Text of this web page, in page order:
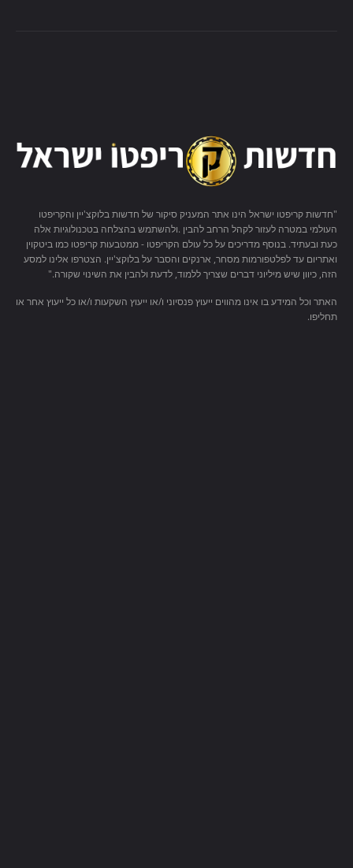
"חדשות קריפטו ישראל הינו אתר המעניק סיקור של חדשות בלוקצ'יין והקריפטו
העולמי במטרה לעזור לקהל הרחב להבין .ולהשתמש בהצלחה בטכנולוגיות אלה
כעת ובעתיד. בנוסף מדריכים על כל עולם הקריפטו - ממטבעות קריפטו כמו ביטקוין
ואתריום עד לפלטפורמות מסחר, ארנקים והסבר על בלוקצ'יין. הצטרפו אלינו למסע
הזה, כיוון שיש מיליוני דברים שצריך ללמוד, לדעת ולהבין את השינוי שקורה."
האתר וכל המידע בו אינו מהווים ייעוץ פנסיוני ו/או ייעוץ השקעות ו/או כל ייעוץ אחר או
תחליפו.